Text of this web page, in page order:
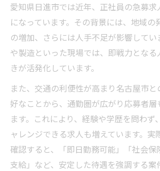
正社員 急募求人で即日勤務を
ント
愛知県日進市で即日入社でき
の探し方
正社員 急募求人の見極め方と
点
即日勤務可能な正社員 募集を
急募の正社員求人で確認した
ポイント
未経験から挑戦する正社員募集案内
愛知県日進市では近年、正社員の急募求
になっています。その背景には、地域の
の増加、さらには人手不足が影響してい
や製造といった現場では、即戦力とな
きが活発化しています。
また、交通の利便性が高まり名古屋市と
好なことから、通勤圏が広がり応募者層
ます。これにより、経験や学歴を問わず
ャレンジできる求人も増えています。実
確認すると、「即日勤務可能」「社会保
支給」など、安定した待遇を強調する案